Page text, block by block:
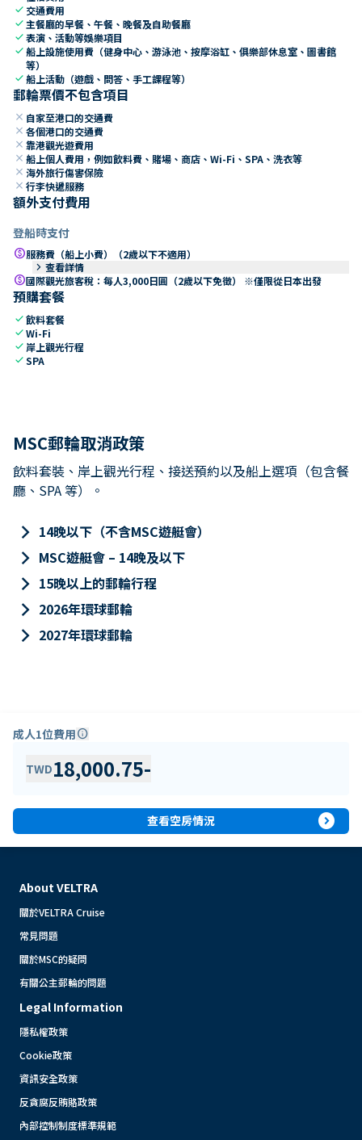
check 交通費用
check 主餐廳的早餐、午餐、晚餐及自助餐廳
check表演、活動等娛樂項目
check船上設施使用費（健身中心、游泳池、按摩浴缸、俱樂部休息室、圖書館
等）
check船上活動（遊戲、問答、手工課程等）
郵輪票價不包含項目
close 自家至港口的交通費
close 各個港口的交通費
close 靠港觀光遊費用
close 船上個人費用，例如飲料費、賭場、商店、Wi-Fi、SPA、洗衣等
close 海外旅行傷害保險
close 行李快遞服務
額外支付費用
登船時支付
paid服務費（船上小費）（2歲以下不適用）
keyboard_arrow_right 查看詳情
paid國際觀光旅客稅：每人3,000日圓（2歲以下免徵） ※僅限從日本出發
預購套餐
check飲料套餐
checkWi-Fi
check 岸上觀光行程
checkSPA
MSC郵輪取消政策
飲料套裝、岸上觀光行程、接送預約以及船上選項（包含餐
廳、SPA 等）。
keyboard_arrow_right 14晚以下（不含MSC遊艇會）
keyboard_arrow_right MSC遊艇會 – 14晚及以下
keyboard_arrow_right 15晚以上的郵輪行程
keyboard_arrow_right 2026年環球郵輪
keyboard_arrow_right 2027年環球郵輪
成人1位費用info
TWD18,000.75-
查看空房情況 expand_circle_right
About VELTRA
關於VELTRA Cruise
常見問題
關於MSC的疑問
有關公主郵輪的問題
Legal Information
隱私權政策
Cookie政策
資訊安全政策
反貪腐反賄賂政策
內部控制制度標準規範